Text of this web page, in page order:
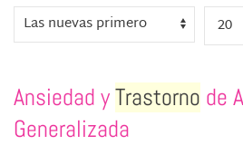
Ansiedad yTrastorno de
Generalizada